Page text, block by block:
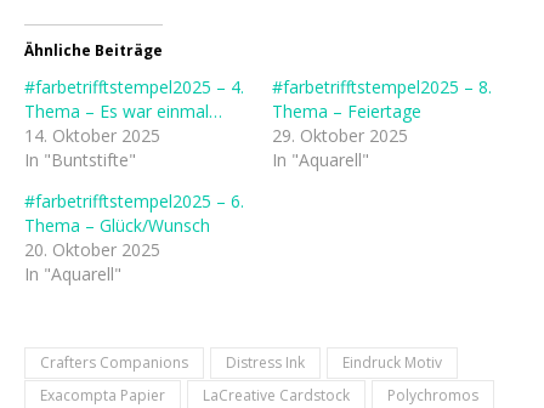
Ähnliche Beiträge
#farbetrifftstempel2025 – 4.
Thema – Es war einmal…
14. Oktober 2025
In "Buntstifte"
#farbetrifftstempel2025 – 8.
Thema – Feiertage
29. Oktober 2025
In "Aquarell"
#farbetrifftstempel2025 – 6.
Thema – Glück/Wunsch
20. Oktober 2025
In "Aquarell"
Crafters Companions Distress Ink
Eindruck Motiv
Exacompta Papier
LaCreative Cardstock Polychromos